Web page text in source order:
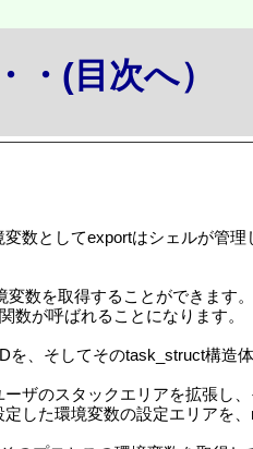
(目次へ）
変数としてexportはシェルが管
数を取得することができます
数が呼ばれることになります。
を、そしてそのtask_struct構造
ーザのスタックエリアを拡張し
した環境変数の設定エリアを